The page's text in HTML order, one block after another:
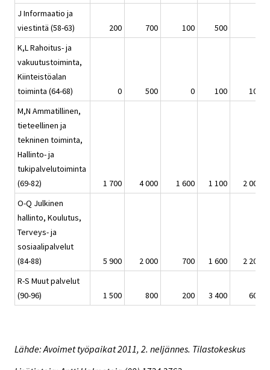
J Informaatio ja
viestintä (58-63)
200 700 100 500
K,L Rahoitus- ja
vakuutustoiminta,
Kiinteistöalan
toiminta (64-68)
0 500 0 100
100
M,N Ammatillinen,
tieteellinen ja
tekninen toiminta,
Hallinto- ja
tukipalvelutoiminta
(69-82)
1 700 4 000 1 600 1 100
2 000
O-Q Julkinen
hallinto, Koulutus,
Terveys- ja
sosiaalipalvelut
(84-88)
5 900 2 000 700 1 600
2 200
R-S Muut palvelut
(90-96)
1 500 800 200 3 400 600
Lähde: Avoimet työpaikat 2011, 2. neljännes. Tilastokeskus